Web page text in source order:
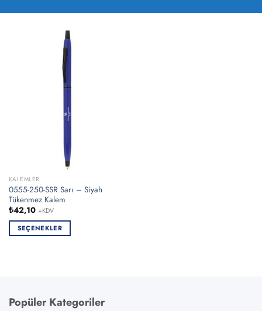
KALEMLER
0555-250-SSR Sarı – Siyah
Tükenmez Kalem
₺42,10 +KDV
SEÇENEKLER
var.
Popüler Kategoriler